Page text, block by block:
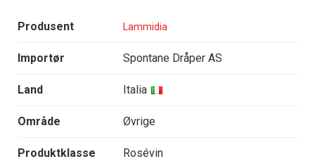
Produsent Lammidia
Importør Spontane Dråper AS
Land Italia
Område Øvrige
Produktklasse Rosévin